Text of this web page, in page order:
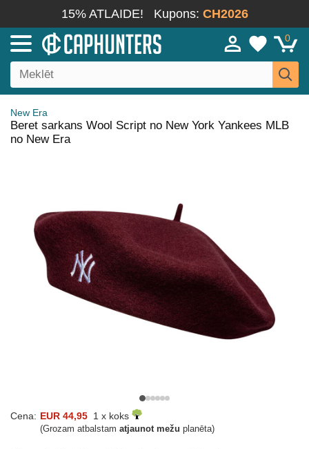
15% ATLAIDE! Kupons: CH2026
0
New Era
Beret sarkans Wool Script no New York Yankees MLB
no New Era
Cena: EUR 44,95 1 x koks
(Grozam atbalstam atjaunot mežu planēta)